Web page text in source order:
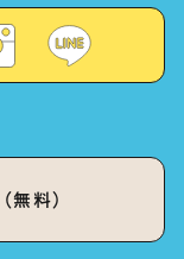
無料）